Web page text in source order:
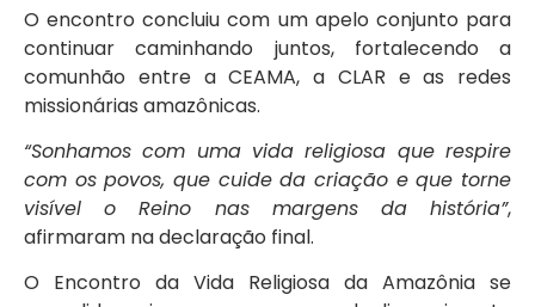
O encontro concluiu com um apelo conjunto para
continuar caminhando juntos, fortalecendo a
comunhão entre a CEAMA, a CLAR e as redes
missionárias amazônicas.
“Sonhamos com uma vida religiosa que respire
com os povos, que cuide da criação e que torne
visível o Reino nas margens da história”,
afirmaram na declaração final.
O Encontro da Vida Religiosa da Amazônia se